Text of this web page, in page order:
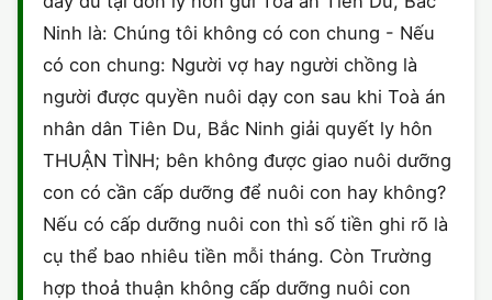
LAO ĐỘNG
SỞ HỮU TRÍ TUỆ
THUẾ - BẢO HIỂM
HÌNH SỰ
HÔN NHÂN - GIA ĐÌNH
LAO ĐỘNG
SỞ HỮU TRÍ TUỆ
HÀNH CHÍNH
DOANH NGHIỆP
HỘ KINH DOANH
SỞ HỮU TRÍ TUỆ
LÝ LỊCH TƯ PHÁP
ĐẤT ĐAI
HÌNH SỰ
HỢP ĐỒNG
TỐ TỤNG
KHÁC
Ninh là: Chúng tôi không có con chung - Nếu
có con chung: Người vợ hay người chồng là
người được quyền nuôi dạy con sau khi Toà án
nhân dân Tiên Du, Bắc Ninh giải quyết ly hôn
THUẬN TÌNH; bên không được giao nuôi dưỡng
con có cần cấp dưỡng để nuôi con hay không?
Nếu có cấp dưỡng nuôi con thì số tiền ghi rõ là
cụ thể bao nhiêu tiền mỗi tháng. Còn Trường
hợp thoả thuận không cấp dưỡng nuôi con